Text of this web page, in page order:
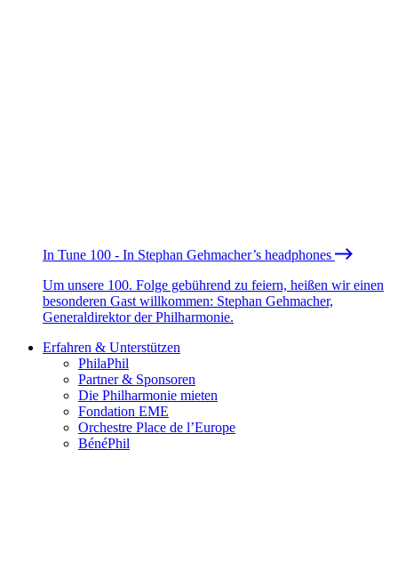
In Tune 100 - In Stephan Gehmacher’s headphones
Um unsere 100. Folge gebührend zu feiern, heißen wir einen
besonderen Gast willkommen: Stephan Gehmacher,
Generaldirektor der Philharmonie.
Erfahren & Unterstützen
PhilaPhil
Partner & Sponsoren
Die Philharmonie mieten
Fondation EME
Orchestre Place de l’Europe
BénéPhil